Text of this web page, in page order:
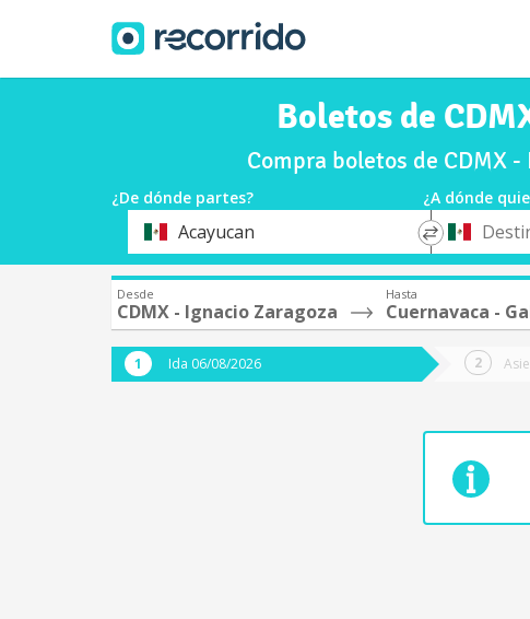
Boletos de
Compra boletos de CDMX
¿De dónde partes? ¿A dónde
OrigenAcayucan
*
Destino
Desde
CDMX - Ignacio Zaragoza
Hasta
Cuernavaca -
Ida 06/08/2026